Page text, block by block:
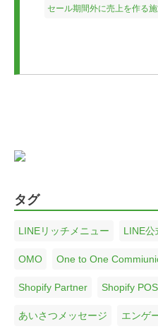
セール期間外に売上を作る
タグ
LINEリッチメニュー LINE公
OMO One to One
Shopify Partner Shopify POS
あいさつメッセージ エンゲ